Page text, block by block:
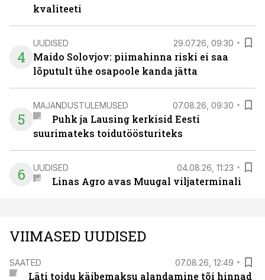
kvaliteeti
4
UUDISED 29.07.26, 09:30
Maido Solovjov: piimahinna riski ei saa
lõputult ühe osapoole kanda jätta
5
MAJANDUSTULEMUSED 07.08.26, 09:30
Puhk ja Lausing kerkisid Eesti
suurimateks toidutöösturiteks
6 UUDISED 04.08.26, 11:23
Linas Agro avas Muugal viljaterminali
VIIMASED UUDISED
SAATED 07.08.26, 12:49
Läti toidu käibemaksu alandamine tõi hinnad